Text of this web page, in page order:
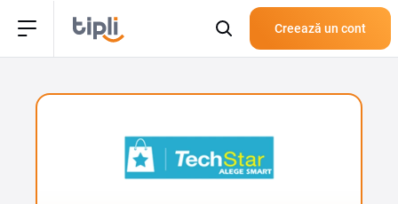
Creează un cont